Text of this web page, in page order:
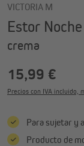
VICTORIA M
Estor
crema
15,99 €
Precios con IVA incluido,
Para sujetar y
Producto de